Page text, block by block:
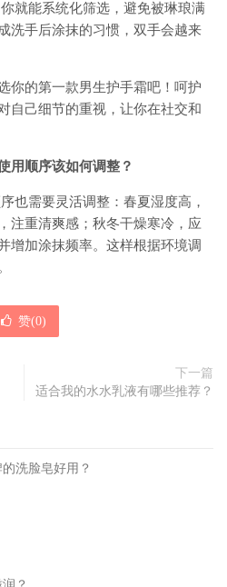
就能系统化筛选，避免被琳琅满
洗手后涂抹的习惯，双手会越来
你的第一款男生护手霜吧！呵护
自己细节的重视，让你在社交和
用顺序该如何调整？
也需要灵活调整：春夏湿度高，
注重清爽感；秋冬干燥寒冷，应
增加涂抹频率。这样根据环境调
赞(0)
下一篇
适合我的水水乳液有哪些推荐？
洗脸皂好用？